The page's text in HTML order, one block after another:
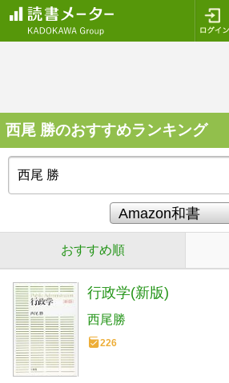
西尾 勝のおすすめランキング
おすすめ順
行政学(新版)
西尾勝
226